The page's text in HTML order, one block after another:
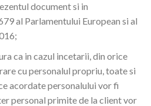
document si in
al Parlamentului European si al
ca in cazul incetarii, din orice
cu personalul propriu, toate si
acordate personalului vor fi
personal primite de la client vor